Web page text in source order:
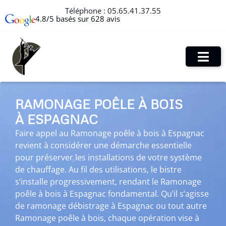
Téléphone : 05.65.41.37.55
4.8/5 basés sur 628 avis
RAMONAGE POÊLE À BOIS
À ESPAGNAC
Faire appel au Ramonage poêle à bois à Espagnac
revient à considérer une démarche essentielle
pour préserver les installations de votre système
de chauffage. Au fil des utilisations, le bistre
s’installe progressivement, rendant le Ramonage
poêle à bois à Espagnac fondamental. Qu’il s’agisse
de ramonage débistrage à Espagnac ou tout autre
Ramonage poêle à bois, chaque opération vise à